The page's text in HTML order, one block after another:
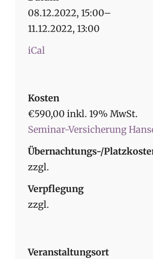
08.12.2022, 15:00–
11.12.2022, 13:00
iCal
Kosten
€590,00 inkl. 19% MwSt.
Seminar-Versicherung
Übernachtungs-/
zzgl.
Verpflegung
zzgl.
Veranstaltungsort